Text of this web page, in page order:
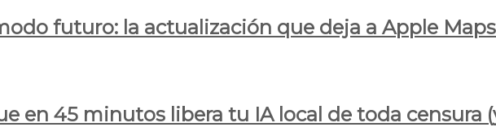
futuro: la actualización que deja a Apple
en 45 minutos libera tu IA local de toda censura